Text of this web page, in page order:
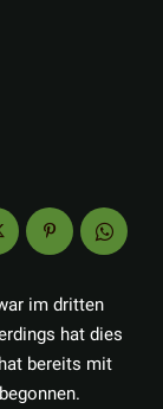
im dritten
hat dies
bereits mit
begonnen.